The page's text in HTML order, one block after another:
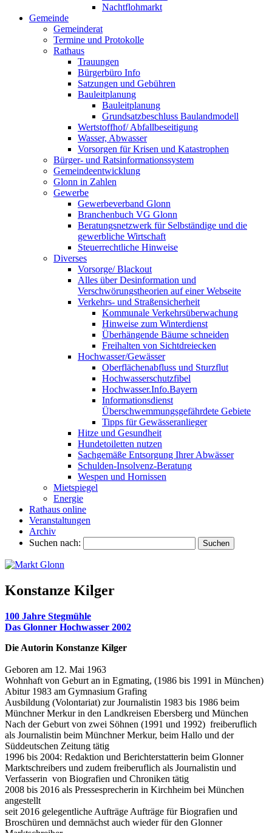
Nachtflohmarkt
Gemeinde
Gemeinderat
Termine und Protokolle
Rathaus
Trauungen
Bürgerbüro Info
Satzungen und Gebühren
Bauleitplanung
Bauleitplanung
Grundsatzbeschluss Baulandmodell
Wertstoffhof/ Abfallbeseitigung
Wasser, Abwasser
Vorsorgen für Krisen und Katastrophen
Bürger- und Ratsinformationssystem
Gemeindeentwicklung
Glonn in Zahlen
Gewerbe
Gewerbeverband Glonn
Branchenbuch VG Glonn
Beratungsnetzwerk für Selbständige und die
gewerbliche Wirtschaft
Steuerrechtliche Hinweise
Diverses
Vorsorge/ Blackout
Alles über Desinformation und
Verschwörungstheorien auf einer Webseite
Verkehrs- und Straßensicherheit
Kommunale Verkehrsüberwachung
Hinweise zum Winterdienst
Überhängende Bäume schneiden
Freihalten von Sichtdreiecken
Hochwasser/Gewässer
Oberflächenabfluss und Sturzflut
Hochwasserschutzfibel
Hochwasser.Info.Bayern
Informationsdienst
Überschwemmungsgefährdete Gebiete
Tipps für Gewässeranlieger
Hitze und Gesundheit
Hundetoiletten nutzen
Sachgemäße Entsorgung Ihrer Abwässer
Schulden-Insolvenz-Beratung
Wespen und Hornissen
Mietspiegel
Energie
Rathaus online
Veranstaltungen
Archiv
Suchen nach:
Konstanze Kilger
100 Jahre Stegmühle
Das Glonner Hochwasser 2002
Die Autorin Konstanze Kilger
Geboren am 12. Mai 1963
Wohnhaft von Geburt an in Egmating, (1986 bis 1991 in München)
Abitur 1983 am Gymnasium Grafing
Ausbildung (Volontariat) zur Journalistin 1983 bis 1986 beim
Münchner Merkur in den Landkreisen Ebersberg und München
Nach der Geburt von zwei Söhnen (1991 und 1992) freiberuflich
als Journalistin beim Münchner Merkur, beim Hallo und der
Süddeutschen Zeitung tätig
1996 bis 2004: Redaktion und Berichterstatterin beim Glonner
Marktschreibers und zudem freiberuflich als Journalistin und
Verfasserin von Biografien und Chroniken tätig
2008 bis 2016 als Pressesprecherin in Kirchheim bei München
angestellt
seit 2016 gelegentliche Aufträge Aufträge für Biografien und
Broschüren und demnächst auch wieder für den Glonner